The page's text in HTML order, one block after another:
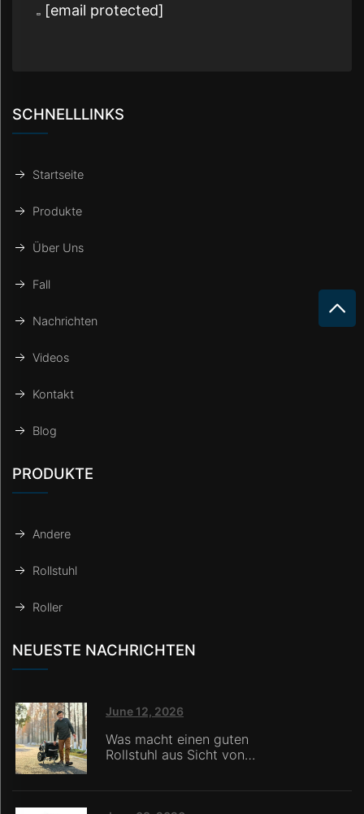
[email protected]
SCHNELLLINKS
Startseite
Produkte
Über Uns
Fall
Nachrichten
Videos
Kontakt
Blog
PRODUKTE
Andere
Rollstuhl
Roller
NEUESTE NACHRICHTEN
June 12, 2026
Was macht einen guten
Rollstuhl aus Sicht von